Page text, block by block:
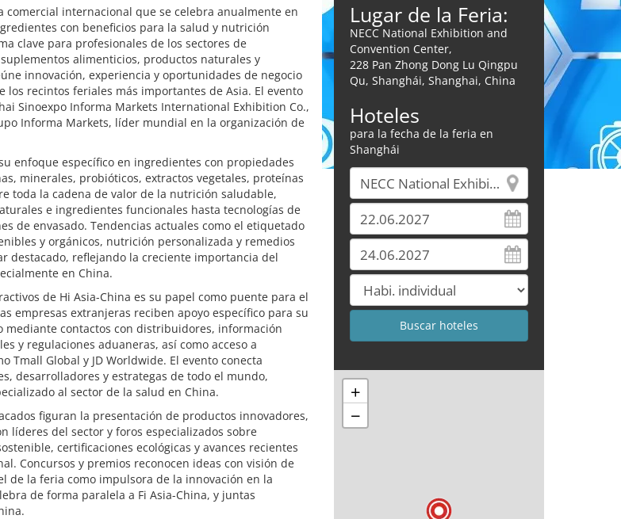
comercial internacional que se celebra anualmente en
con beneficios para la salud y nutrición
clave para profesionales de los sectores de
alimenticios, productos naturales y
innovación, experiencia y oportunidades de negocio
los recintos feriales más importantes de Asia. El evento
Sinoexpo Informa Markets International Exhibition Co.,
Informa Markets, líder mundial en la organización de
enfoque específico en ingredientes con propiedades
minerales, probióticos, extractos vegetales, proteínas
toda la cadena de valor de la nutrición saludable,
e ingredientes funcionales hasta tecnologías de
de envasado. Tendencias actuales como el etiquetado
y orgánicos, nutrición personalizada y remedios
destacado, reflejando la creciente importancia del
en China.
de Hi Asia-China es su papel como puente para el
empresas extranjeras reciben apoyo específico para su
mediante contactos con distribuidores, información
y regulaciones aduaneras, así como acceso a
Tmall Global y JD Worldwide. El evento conecta
desarrolladores y estrategas de todo el mundo,
al sector de la salud en China.
figuran la presentación de productos innovadores,
líderes del sector y foros especializados sobre
certificaciones ecológicas y avances recientes
Concursos y premios reconocen ideas con visión de
de la feria como impulsora de la innovación en la
de forma paralela a Fi Asia-China, y juntas
Lugar de la Feria:
NECC National Exhibition and
Convention Center,
228 Pan Zhong Dong Lu Qingpu
Qu, Shanghái, Shanghai, China
Hoteles
para la fecha de la feria en
Shanghái
+
−